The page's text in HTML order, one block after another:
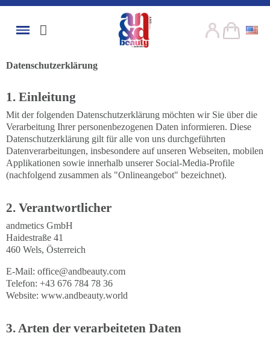
Datenschutzerklärung
1. Einleitung
Mit der folgenden Datenschutzerklärung möchten wir Sie über die
Verarbeitung Ihrer personenbezogenen Daten informieren. Diese
Datenschutzerklärung gilt für alle von uns durchgeführten
Datenverarbeitungen, insbesondere auf unseren Webseiten, mobilen
Applikationen sowie innerhalb unserer Social-Media-Profile
(nachfolgend zusammen als "Onlineangebot" bezeichnet).
2. Verantwortlicher
andmetics GmbH
Haidestraße 41
460 Wels, Österreich
E-Mail: office@andbeauty.com
Telefon: +43 676 784 78 36
Website: www.andbeauty.world
3. Arten der verarbeiteten Daten